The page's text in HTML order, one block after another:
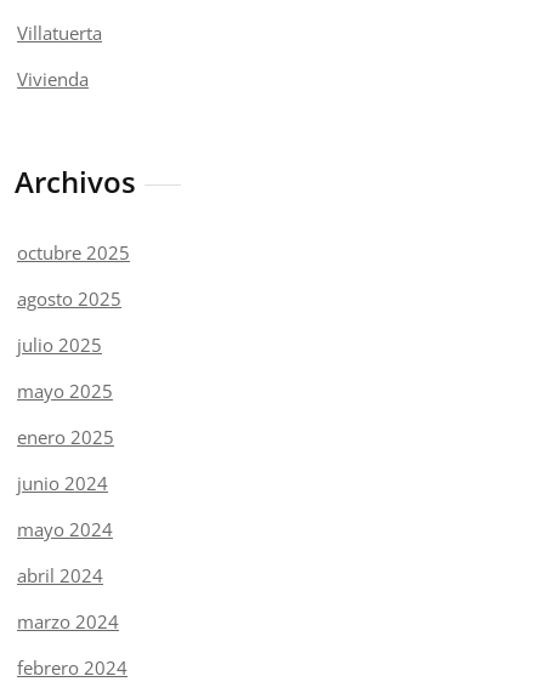
Villatuerta
Vivienda
Archivos
octubre 2025
agosto 2025
julio 2025
mayo 2025
enero 2025
junio 2024
mayo 2024
abril 2024
marzo 2024
febrero 2024